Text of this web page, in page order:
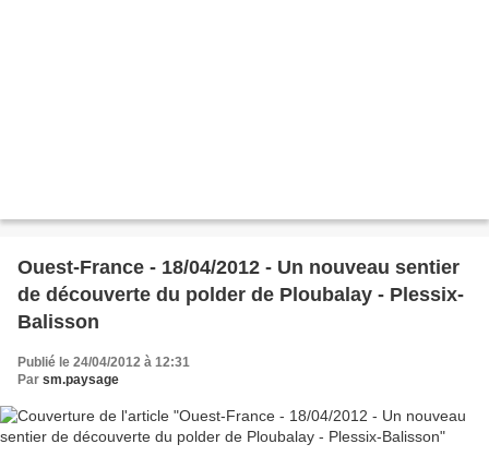
Ouest-France - 18/04/2012 - Un nouveau sentier
de découverte du polder de Ploubalay - Plessix-
Balisson
Publié le 24/04/2012 à 12:31
Par sm.paysage